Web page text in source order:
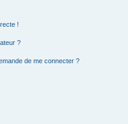
!
?
de me connecter ?